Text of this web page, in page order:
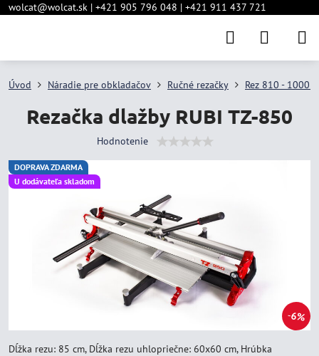
wolcat@wolcat.sk | +421 905 796 048 | +421 911 437 721
DOPRAVA ZDARMA
U dodávateľa skladom
6%
Úvod Náradie pre obkladačov Ručné rezačky Rez 810 - 1000
Rezačka dlažby RUBI TZ-850
Hodnotenie
Dĺžka rezu: 85 cm, Dĺžka rezu uhlopriečne: 60x60 cm, Hrúbka